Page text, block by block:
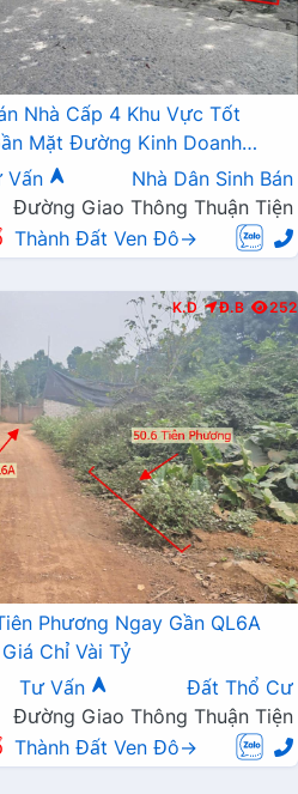
Nhà Cấp 4 Khu Vực Tốt
Mặt Đường Kinh Doanh
Vấn
Nhà Dân Sinh Bán
Đường Giao Thông Thuận Tiện
Thành Đất Ven Đô→
K.D Đ.B 252
Phương Ngay Gần QL6A
Chỉ Vài Tỷ
Tư Vấn
Đất Thổ Cư
Đường Giao Thông Thuận Tiện
Thành Đất Ven Đô→